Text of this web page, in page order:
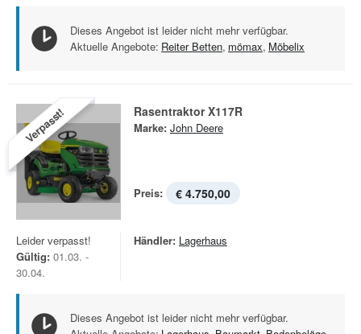
Dieses Angebot ist leider nicht mehr verfügbar.
Aktuelle Angebote: Reiter Betten, mömax, Möbelix
Verpasst! Rasentraktor X117R
Marke: John Deere
Preis: € 4.750,00
Leider verpasst!
Gültig: 01.03. -
30.04.
Händler: Lagerhaus
Dieses Angebot ist leider nicht mehr verfügbar.